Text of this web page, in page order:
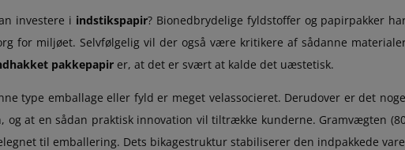
investere i indstikspapir? Bionedbrydelige fyldstoffer og papirpakker
for miljøet. Selvfølgelig vil der også være kritikere af sådanne
pakkepapir er, at det er svært at kalde det uæstetisk.
type emballage eller fyld er meget velassocieret. Derudover er det
og at en sådan praktisk innovation vil tiltrække kunderne. Gramvægten
til emballering. Dets bikagestruktur stabiliserer den indpakkede